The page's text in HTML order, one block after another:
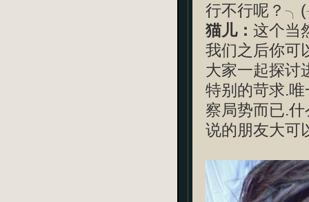
行不行呢
猫儿： 这个当
我们之后你可
大家一起探讨
特别的苛求.
察局势而已.
说的朋友大可